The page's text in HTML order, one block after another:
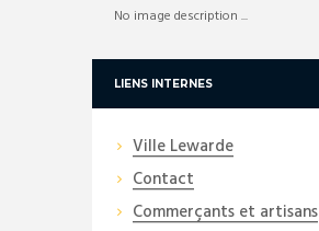
No image description ...
LIENS INTERNES
Ville Lewarde
Contact
Commerçants et artisans